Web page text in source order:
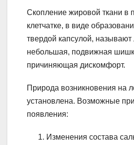
Скопление жировой ткани в
клетчатке, в виде
твердой капсулой,
небольшая, подвижная
причиняющая дискомфорт.
Природа возникновения на
установлена. Возможные
появления:
Изменения состава